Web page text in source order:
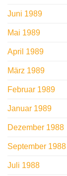
Juni 1989
Mai 1989
April 1989
März 1989
Februar 1989
Januar 1989
Dezember 1988
September 1988
Juli 1988